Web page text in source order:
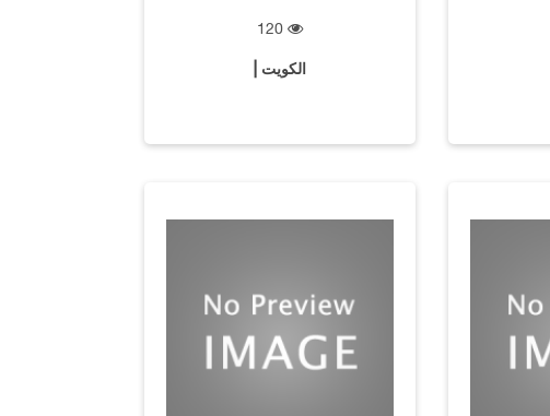
120
الكويت |